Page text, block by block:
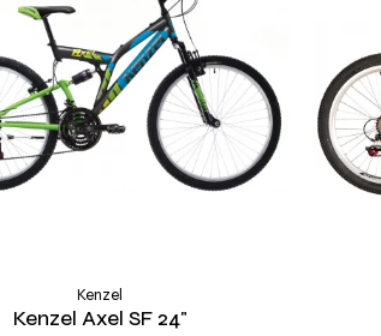
Kenzel
Kenzel Axel SF 24"